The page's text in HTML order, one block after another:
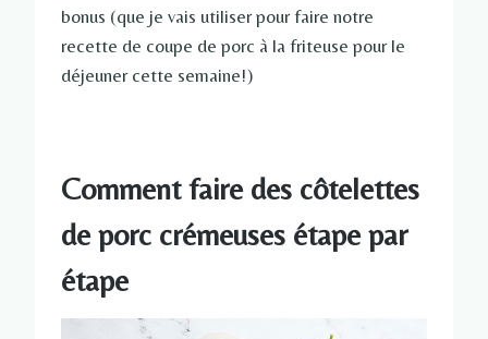
bonus (que je vais utiliser pour faire notre
recette de coupe de porc à la friteuse pour le
déjeuner cette semaine!)
Comment faire des côtelettes
de porc crémeuses étape par
étape